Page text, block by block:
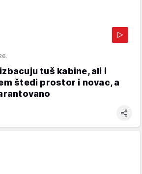
tuš kabine, ali i
štedi prostor i novac, a